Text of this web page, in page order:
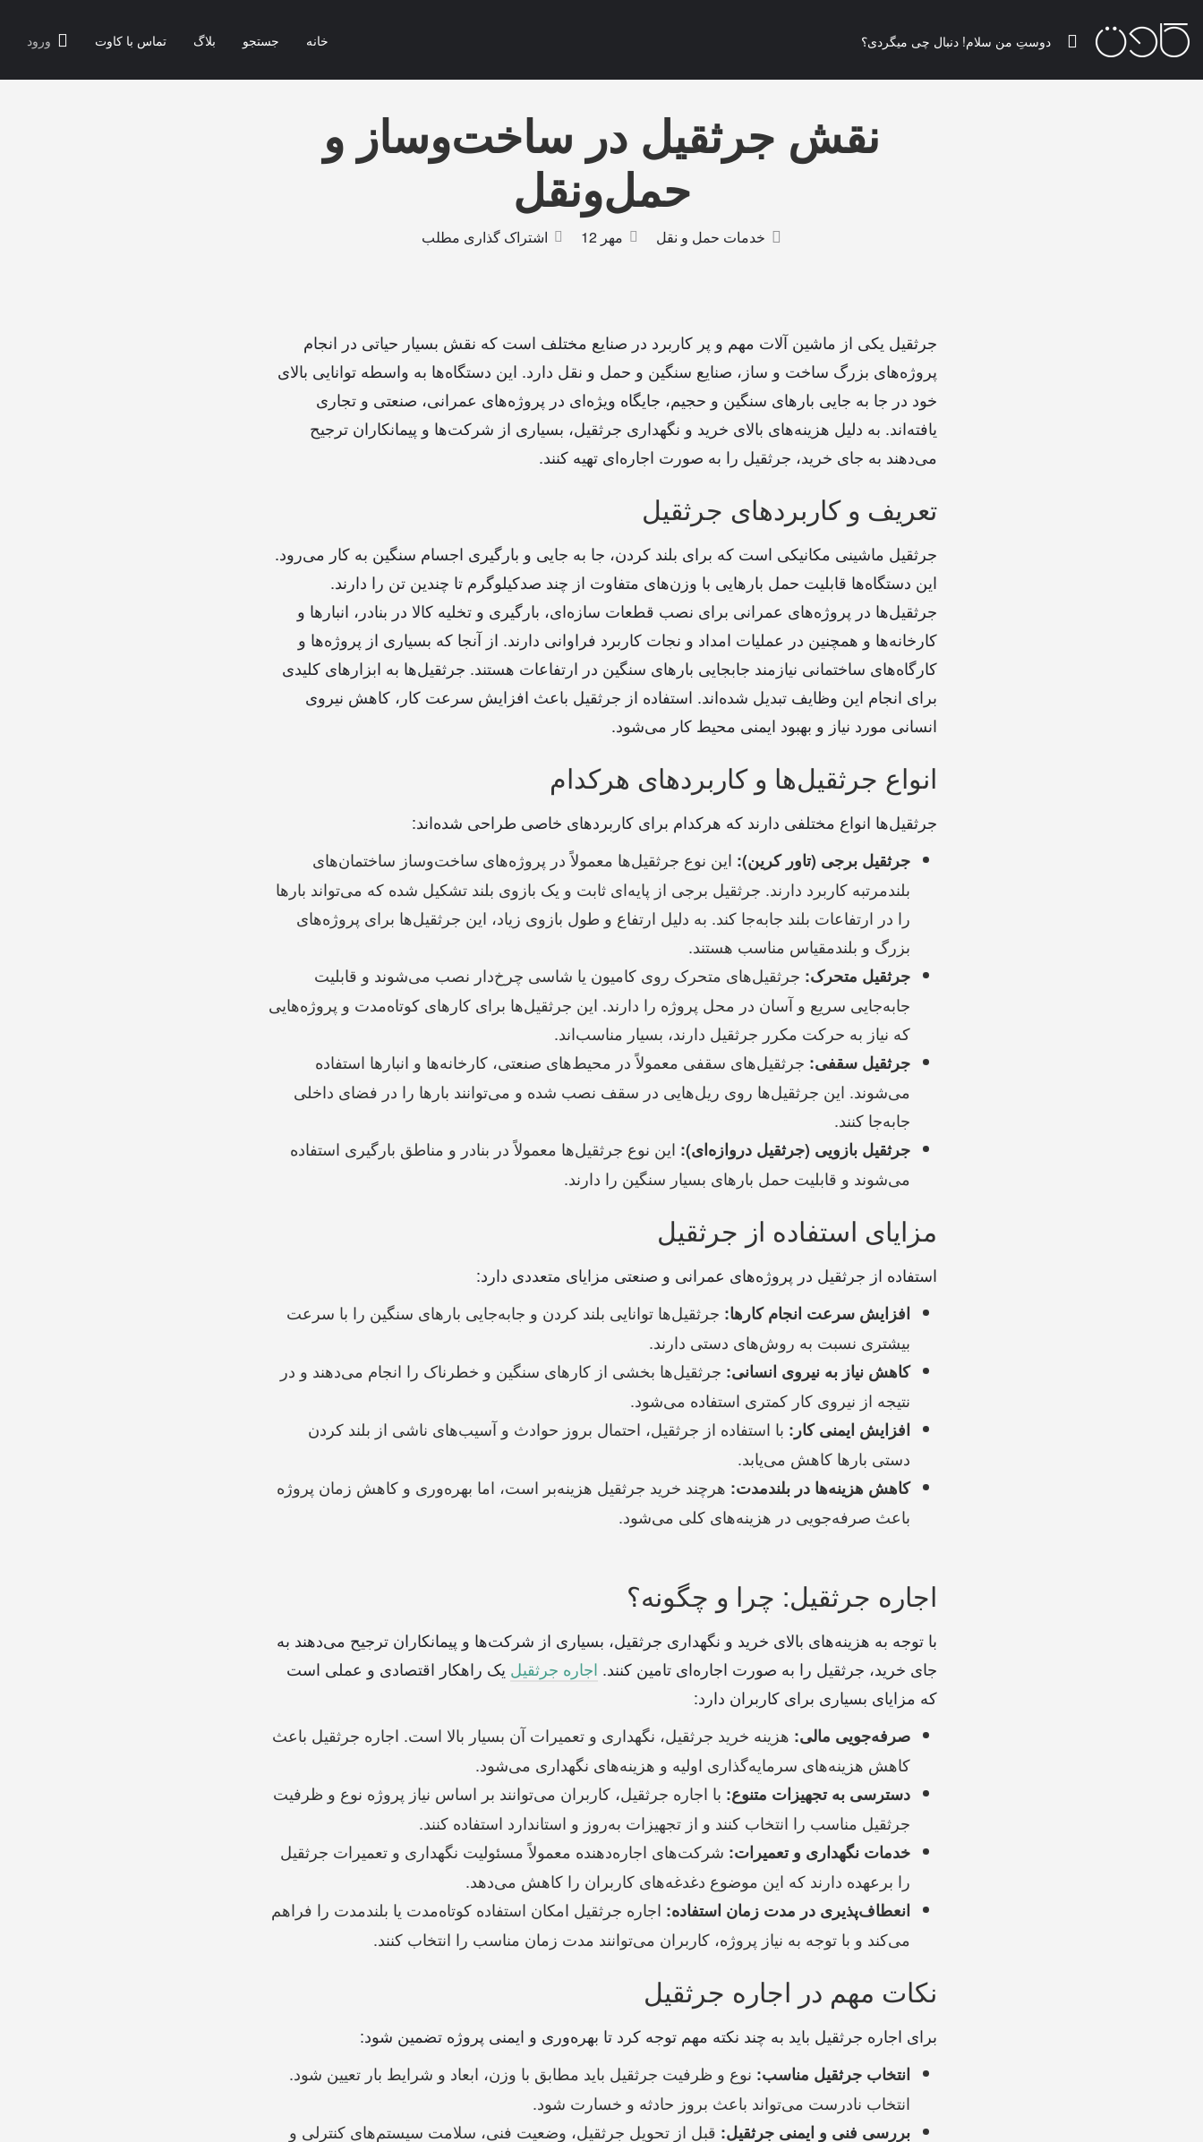
خانه جستجو بلاگ تماس با کاوت ورود
نقش جرثقیل در ساخت‌وساز و
حمل‌ونقل
خدمات حمل و نقل مهر 12 اشتراک گذاری مطلب
جرثقیل یکی از ماشین آلات مهم و پر کاربرد در صنایع مختلف است که نقش بسیار حیاتی در انجام
پروژه‌های بزرگ ساخت و ساز، صنایع سنگین و حمل و نقل دارد. این دستگاه‌ها به واسطه توانایی بالای
خود در جا به جایی بارهای سنگین و حجیم، جایگاه ویژه‌ای در پروژه‌های عمرانی، صنعتی و تجاری
یافته‌اند. به دلیل هزینه‌های بالای خرید و نگهداری جرثقیل، بسیاری از شرکت‌ها و پیمانکاران ترجیح
می‌دهند به جای خرید، جرثقیل را به صورت اجاره‌ای تهیه کنند.
تعریف و کاربردهای جرثقیل
جرثقیل ماشینی مکانیکی است که برای بلند کردن، جا به جایی و بارگیری اجسام سنگین به کار می‌رود.
این دستگاه‌ها قابلیت حمل بارهایی با وزن‌های متفاوت از چند صدکیلوگرم تا چندین تن را دارند.
جرثقیل‌ها در پروژه‌های عمرانی برای نصب قطعات سازه‌ای، بارگیری و تخلیه کالا در بنادر، انبارها و
کارخانه‌ها و همچنین در عملیات امداد و نجات کاربرد فراوانی دارند. از آنجا که بسیاری از پروژه‌ها و
کارگاه‌های ساختمانی نیازمند جابجایی بارهای سنگین در ارتفاعات هستند. جرثقیل‌ها به ابزارهای کلیدی
برای انجام این وظایف تبدیل شده‌اند. استفاده از جرثقیل باعث افزایش سرعت کار، کاهش نیروی
انسانی مورد نیاز و بهبود ایمنی محیط کار می‌شود.
انواع جرثقیل‌ها و کاربردهای هرکدام
جرثقیل‌ها انواع مختلفی دارند که هرکدام برای کاربردهای خاصی طراحی شده‌اند:
جرثقیل برجی (تاور کرین): این نوع جرثقیل‌ها معمولاً در پروژه‌های ساخت‌وساز ساختمان‌های
بلندمرتبه کاربرد دارند. جرثقیل برجی از پایه‌ای ثابت و یک بازوی بلند تشکیل شده که می‌تواند بارها
را در ارتفاعات بلند جابه‌جا کند. به دلیل ارتفاع و طول بازوی زیاد، این جرثقیل‌ها برای پروژه‌های
بزرگ و بلندمقیاس مناسب هستند.
جرثقیل متحرک: جرثقیل‌های متحرک روی کامیون یا شاسی چرخ‌دار نصب می‌شوند و قابلیت
جابه‌جایی سریع و آسان در محل پروژه را دارند. این جرثقیل‌ها برای کارهای کوتاه‌مدت و پروژه‌هایی
که نیاز به حرکت مکرر جرثقیل دارند، بسیار مناسب‌اند.
جرثقیل سقفی: جرثقیل‌های سقفی معمولاً در محیط‌های صنعتی، کارخانه‌ها و انبارها استفاده
می‌شوند. این جرثقیل‌ها روی ریل‌هایی در سقف نصب شده و می‌توانند بارها را در فضای داخلی
جابه‌جا کنند.
جرثقیل بازویی (جرثقیل دروازه‌ای): این نوع جرثقیل‌ها معمولاً در بنادر و مناطق بارگیری استفاده
می‌شوند و قابلیت حمل بارهای بسیار سنگین را دارند.
مزایای استفاده از جرثقیل
استفاده از جرثقیل در پروژه‌های عمرانی و صنعتی مزایای متعددی دارد:
افزایش سرعت انجام کارها: جرثقیل‌ها توانایی بلند کردن و جابه‌جایی بارهای سنگین را با سرعت
بیشتری نسبت به روش‌های دستی دارند.
کاهش نیاز به نیروی انسانی: جرثقیل‌ها بخشی از کارهای سنگین و خطرناک را انجام می‌دهند و در
نتیجه از نیروی کار کمتری استفاده می‌شود.
افزایش ایمنی کار: با استفاده از جرثقیل، احتمال بروز حوادث و آسیب‌های ناشی از بلند کردن
دستی بارها کاهش می‌یابد.
کاهش هزینه‌ها در بلندمدت: هرچند خرید جرثقیل هزینه‌بر است، اما بهره‌وری و کاهش زمان پروژه
باعث صرفه‌جویی در هزینه‌های کلی می‌شود.
اجاره جرثقیل: چرا و چگونه؟
با توجه به هزینه‌های بالای خرید و نگهداری جرثقیل، بسیاری از شرکت‌ها و پیمانکاران ترجیح می‌دهند به
جای خرید، جرثقیل را به صورت اجاره‌ای تامین کنند. اجاره جرثقیل یک راهکار اقتصادی و عملی است
که مزایای بسیاری برای کاربران دارد:
صرفه‌جویی مالی: هزینه خرید جرثقیل، نگهداری و تعمیرات آن بسیار بالا است. اجاره جرثقیل باعث
کاهش هزینه‌های سرمایه‌گذاری اولیه و هزینه‌های نگهداری می‌شود.
دسترسی به تجهیزات متنوع: با اجاره جرثقیل، کاربران می‌توانند بر اساس نیاز پروژه نوع و ظرفیت
جرثقیل مناسب را انتخاب کنند و از تجهیزات به‌روز و استاندارد استفاده کنند.
خدمات نگهداری و تعمیرات: شرکت‌های اجاره‌دهنده معمولاً مسئولیت نگهداری و تعمیرات جرثقیل
را برعهده دارند که این موضوع دغدغه‌های کاربران را کاهش می‌دهد.
انعطاف‌پذیری در مدت زمان استفاده: اجاره جرثقیل امکان استفاده کوتاه‌مدت یا بلندمدت را فراهم
می‌کند و با توجه به نیاز پروژه، کاربران می‌توانند مدت زمان مناسب را انتخاب کنند.
نکات مهم در اجاره جرثقیل
برای اجاره جرثقیل باید به چند نکته مهم توجه کرد تا بهره‌وری و ایمنی پروژه تضمین شود:
انتخاب جرثقیل مناسب: نوع و ظرفیت جرثقیل باید مطابق با وزن، ابعاد و شرایط بار تعیین شود.
انتخاب نادرست می‌تواند باعث بروز حادثه و خسارت شود.
بررسی فنی و ایمنی جرثقیل: قبل از تحویل جرثقیل، وضعیت فنی، سلامت سیستم‌های کنترلی و